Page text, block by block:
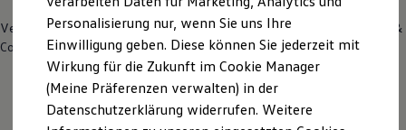
Kompaktwagen
Sportwagen
Schnell verfügbare Fahrzeuge
Angebote und Produkte
Aktuelle Angebote
E-Auto-Förderung
Volkswagen Marktplatz
Verantwortlich für die Inhalte auf dieser Seite ist die Auto Meyer GmbH &
Co. KG
Impressum & Rechtliches)
Personalisierung nur, wenn Sie uns Ihre
Einwilligung geben. Diese können Sie jederzeit mit
Wirkung für die Zukunft im Cookie Manager
(Meine Präferenzen verwalten) in der
Datenschutzerklärung widerrufen. Weitere